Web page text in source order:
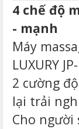
4 chế độ
- mạnh
Máy
LUXURY
2 cường
lại trải
Cho người